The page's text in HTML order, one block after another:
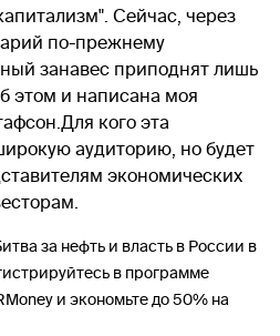
Сейчас, через
по-прежнему
занавес приподнят лишь
этом и написана моя
кого эта
аудиторию, но будет
экономических
за нефть и власть в России в
в программе
и экономьте до 50% на